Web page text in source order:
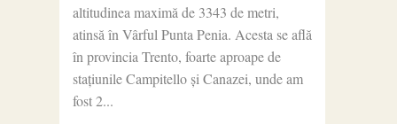
altitudinea maximă de 3343 de metri,
atinsă în Vârful Punta Penia. Acesta se află
în provincia Trento, foarte aproape de
stațiunile Campitello și Canazei, unde am
fost 2...